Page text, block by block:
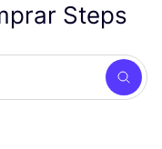
Steps